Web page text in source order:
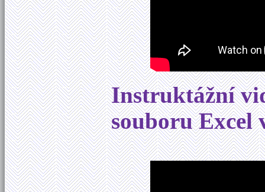
Instruktážní
souboru Excel